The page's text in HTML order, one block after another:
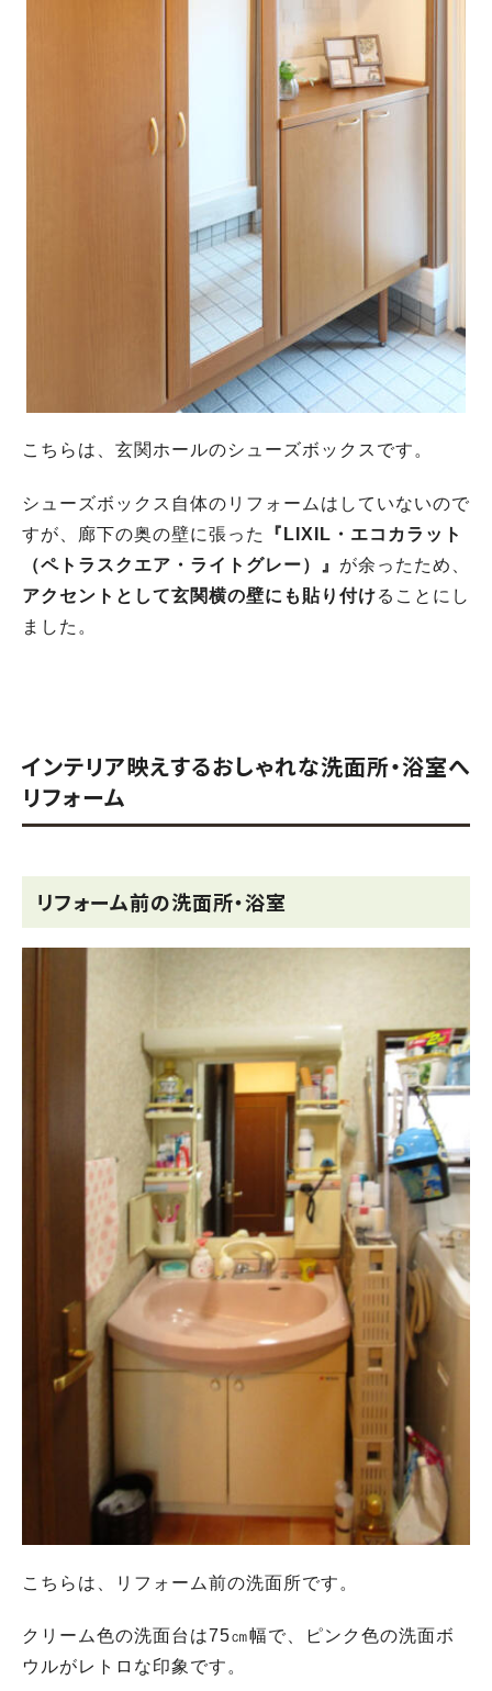
こちらは、玄関ホールのシューズボックスです。
シューズボックス自体のリフォームはしていないので
すが、廊下の奥の壁に張った
『LIXIL・エコカラット
（ペトラスクエア・ライトグレー）』 が余ったため、
アクセントとして玄関横の壁にも貼り付けることにし
ました。
インテリア映えするおしゃれな洗面所・浴室へ
リフォーム
リフォーム前の洗面所・浴室
こちらは、リフォーム前の洗面所です。
クリーム色の洗面台は75㎝幅で、ピンク色の洗面ボ
ウルがレトロな印象です。